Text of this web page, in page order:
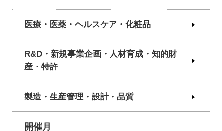
医療・医薬・ヘルスケア・化粧品
R&D・新規事業企画・人材育成・知的財
産・特許
製造・生産管理・設計・品質
開催月